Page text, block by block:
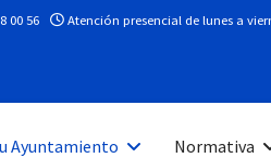
00 56 Atención presencial de lunes a
Ayuntamiento Normativa